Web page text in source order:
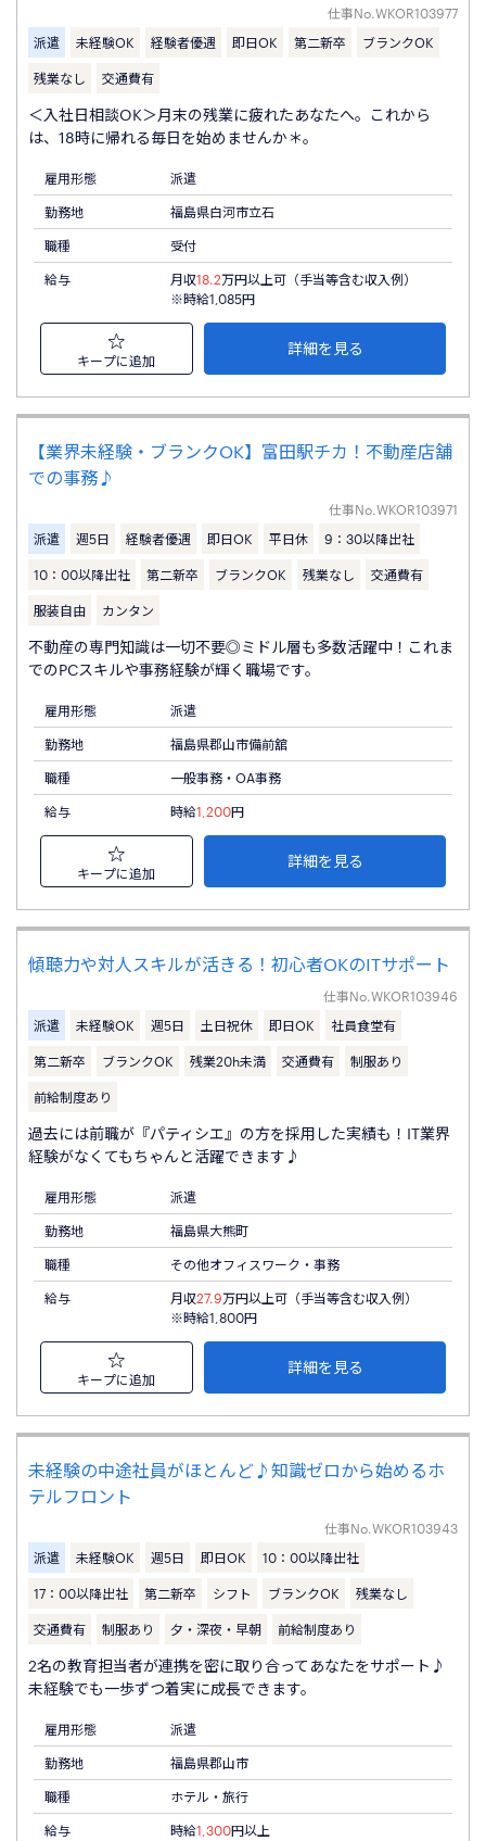
仕事No.WKOR103977
派遣
未経験OK 経験者優遇 即日OK 第二新卒 ブランクOK
残業なし 交通費有
＜入社日相談OK＞月末の残業に疲れたあなたへ。これから
は、18時に帰れる毎日を始めませんか＊。
雇用形態 派遣
勤務地 福島県白河市立石
職種 受付
給与 月収18.2万円以上可（手当等含む収入例）
※時給1,085円
キープに追加
詳細を見る
【業界未経験・ブランクOK】富田駅チカ！不動産店舗
での事務♪
仕事No.WKOR103971
派遣
週5日 経験者優遇 即日OK 平日休 9：30以降出社
10：00以降出社 第二新卒 ブランクOK 残業なし 交通費有
服装自由 カンタン
不動産の専門知識は一切不要◎ミドル層も多数活躍中！これま
でのPCスキルや事務経験が輝く職場です。
雇用形態 派遣
勤務地 福島県郡山市備前舘
職種 一般事務・OA事務
給与 時給1,200円
キープに追加
詳細を見る
傾聴力や対人スキルが活きる！初心者OKのITサポート
仕事No.WKOR103946
派遣
未経験OK 週5日 土日祝休 即日OK 社員食堂有
第二新卒 ブランクOK 残業20h未満 交通費有 制服あり
前給制度あり
過去には前職が『パティシエ』の方を採用した実績も！IT業界
経験がなくてもちゃんと活躍できます♪
雇用形態 派遣
勤務地 福島県大熊町
職種 その他オフィスワーク・事務
給与 月収27.9万円以上可（手当等含む収入例）
※時給1,800円
キープに追加
詳細を見る
未経験の中途社員がほとんど♪知識ゼロから始めるホ
テルフロント
仕事No.WKOR103943
派遣
未経験OK 週5日 即日OK 10：00以降出社
17：00以降出社 第二新卒 シフト ブランクOK 残業なし
交通費有 制服あり 夕・深夜・早朝 前給制度あり
2名の教育担当者が連携を密に取り合ってあなたをサポート♪
未経験でも一歩ずつ着実に成長できます。
雇用形態 派遣
勤務地 福島県郡山市
職種 ホテル・旅行
給与 時給1,300円以上